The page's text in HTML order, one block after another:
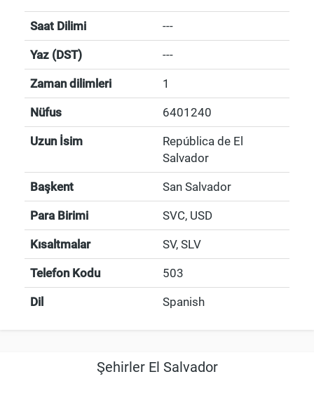
Saat Dilimi ---
Yaz (DST) ---
Zaman dilimleri 1
Nüfus 6401240
Uzun İsim
República de El
Salvador
Başkent San Salvador
Para Birimi SVC, USD
Kısaltmalar SV, SLV
Telefon Kodu 503
Dil Spanish
Şehirler El Salvador